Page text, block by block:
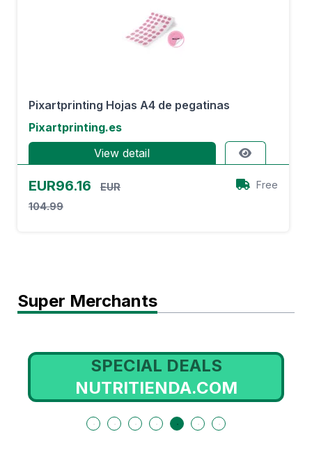
Pixartprinting Hojas A4 de pegatinas
Pixartprinting.es
View detail
EUR96.16
EUR
104.99
Free
Super Merchants
SPECIAL DEALS
NUTRITIENDA.COM